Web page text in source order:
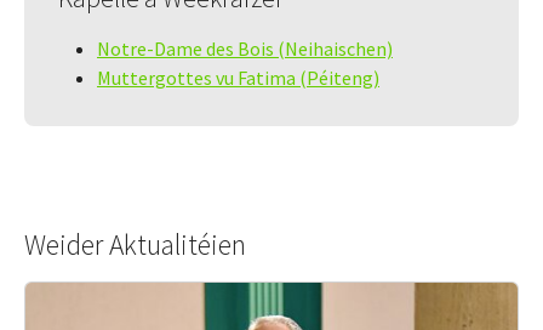
Notre-Dame des Bois (Neihaischen)
Muttergottes vu Fatima (Péiteng)
Weider Aktualitéien